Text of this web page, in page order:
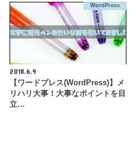
WordPress
2018.6.9
【ワードプレス(WordPress)】メ
リハリ大事！大事なポイントを目
立…